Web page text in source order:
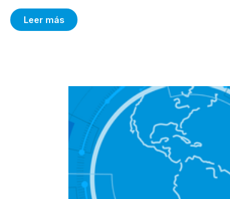
Leer más